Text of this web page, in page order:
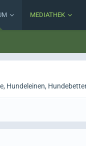
MEDIATHEK
Hundeleinen,